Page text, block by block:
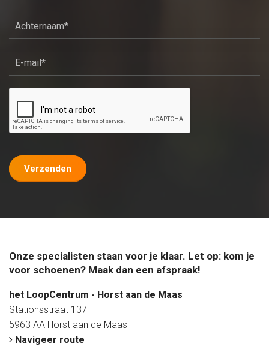
Verzenden
Onze specialisten staan voor je klaar. Let op: kom je
voor schoenen? Maak dan een afspraak!
het LoopCentrum - Horst aan de Maas
Stationsstraat 137
5963 AA Horst aan de Maas
Navigeer route